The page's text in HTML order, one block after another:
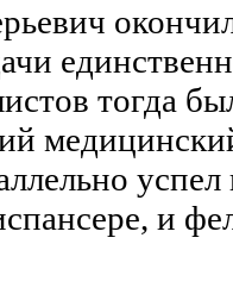
тогда
и